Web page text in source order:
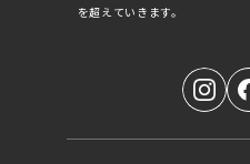
を超えていきます。